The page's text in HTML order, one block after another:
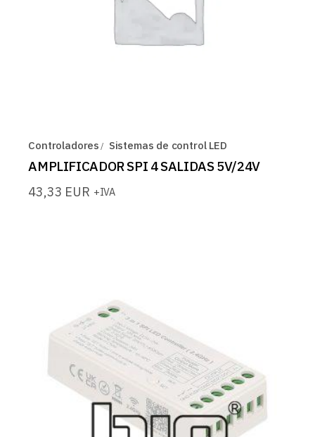
Controladores Sistemas de control LED
AMPLIFICADOR SPI 4 SALIDAS 5V/24V
43,33 EUR +IVA